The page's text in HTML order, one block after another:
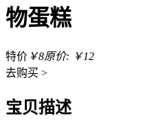
物蛋糕
特价 ￥8原价: ￥12
去购买 >
宝贝描述